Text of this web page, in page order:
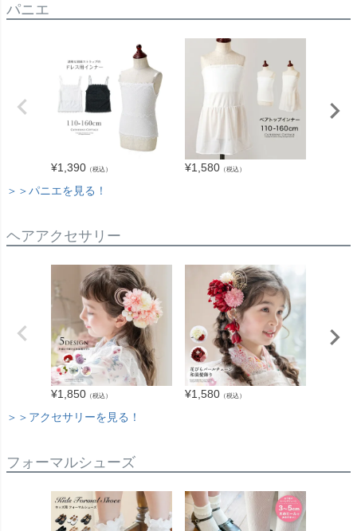
パニエ
¥1,390 （税込） ¥1,580 （税込）
＞＞パニエを見る！
ヘアアクセサリー
¥1,850 （税込） ¥1,580 （税込）
＞＞アクセサリーを見る！
フォーマルシューズ